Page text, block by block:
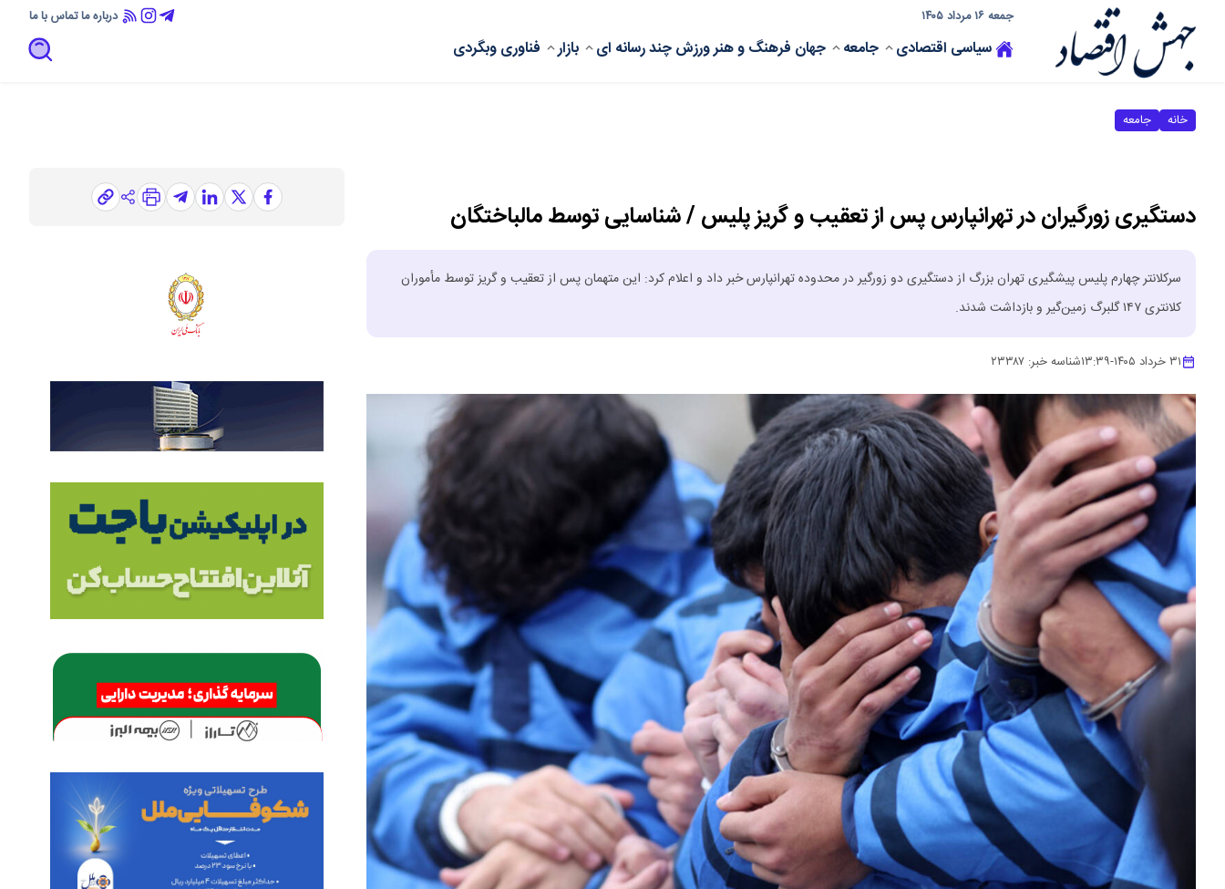
جمعه ۱۶ مرداد ۱۴۰۵ درباره ماتماس با ما
سیاسی اقتصادی جامعه جهان فرهنگ و هنرورزشچند رسانه ای بازار فناوریوبگردی
خانه جامعه
دستگیری زورگیران در تهرانپارس پس از تعقیب و گریز پلیس / شناسایی توسط مالباختگان
سرکلانتر چهارم پلیس پیشگیری تهران بزرگ از دستگیری دو زورگیر در محدوده تهرانپارس خبر داد و اعلام کرد: این متهمان پس از تعقیب و گریز توسط مأموران
کلانتری ۱۴۷ گلبرگ زمین‌گیر و بازداشت شدند.
۳۱ خرداد ۱۴۰۵ -۱۳:۳۹شناسه خبر: ۲۳۳۸۷